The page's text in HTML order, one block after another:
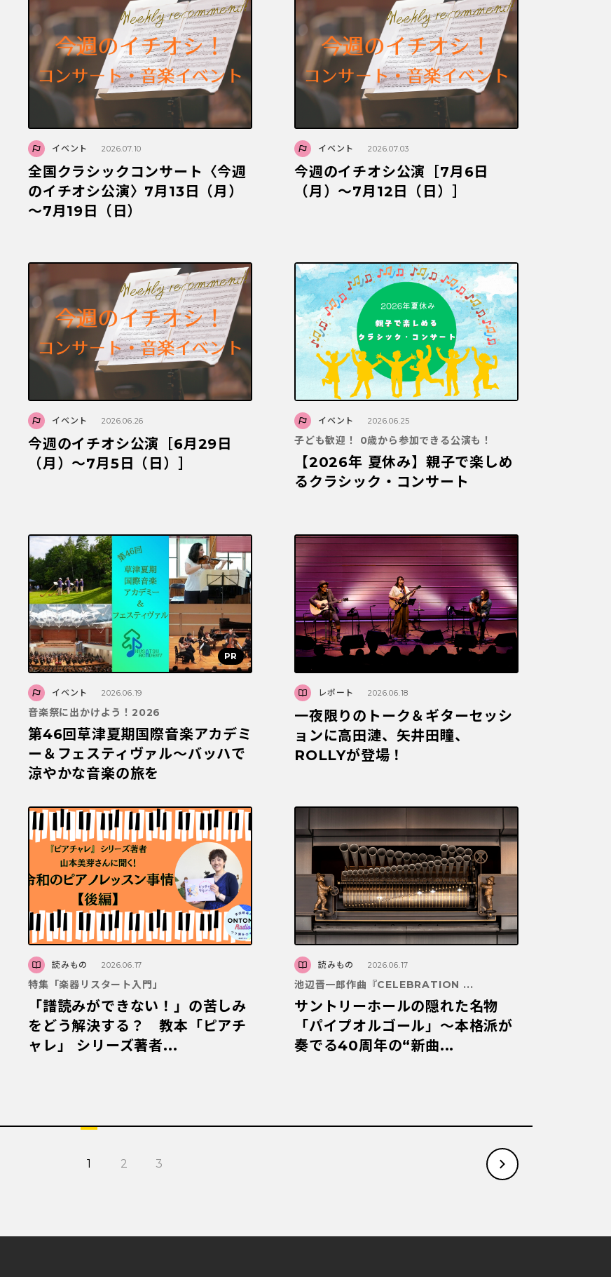
イベント 2026.07.10
全国クラシックコンサート〈今週
のイチオシ公演〉7月13日（月）
～7月19日（日）
イベント 2026.07.03
今週のイチオシ公演［7月6日
（月）～7月12日（日）］
イベント 2026.06.26
今週のイチオシ公演［6月29日
（月）～7月5日（日）］
イベント 2026.06.25
子ども歓迎！ 0歳から参加できる公演も！
【2026年 夏休み】親子で楽しめ
るクラシック・コンサート
イベント 2026.06.19
音楽祭に出かけよう！2026
第46回草津夏期国際音楽アカデミ
ー＆フェスティヴァル～バッハで
涼やかな音楽の旅を
レポート 2026.06.18
一夜限りのトーク＆ギターセッシ
ョンに高田漣、矢井田瞳、
ROLLYが登場！
読みもの 2026.06.17
特集「楽器リスタート入門」
「譜読みができない！」の苦しみ
をどう解決する？ 教本「ピアチ
ャレ」 シリーズ著者...
読みもの 2026.06.17
池辺晋一郎作曲『CELEBRATION ...
サントリーホールの隠れた名物
「パイプオルゴール」～本格派が
奏でる40周年の“新曲...
1 2 3